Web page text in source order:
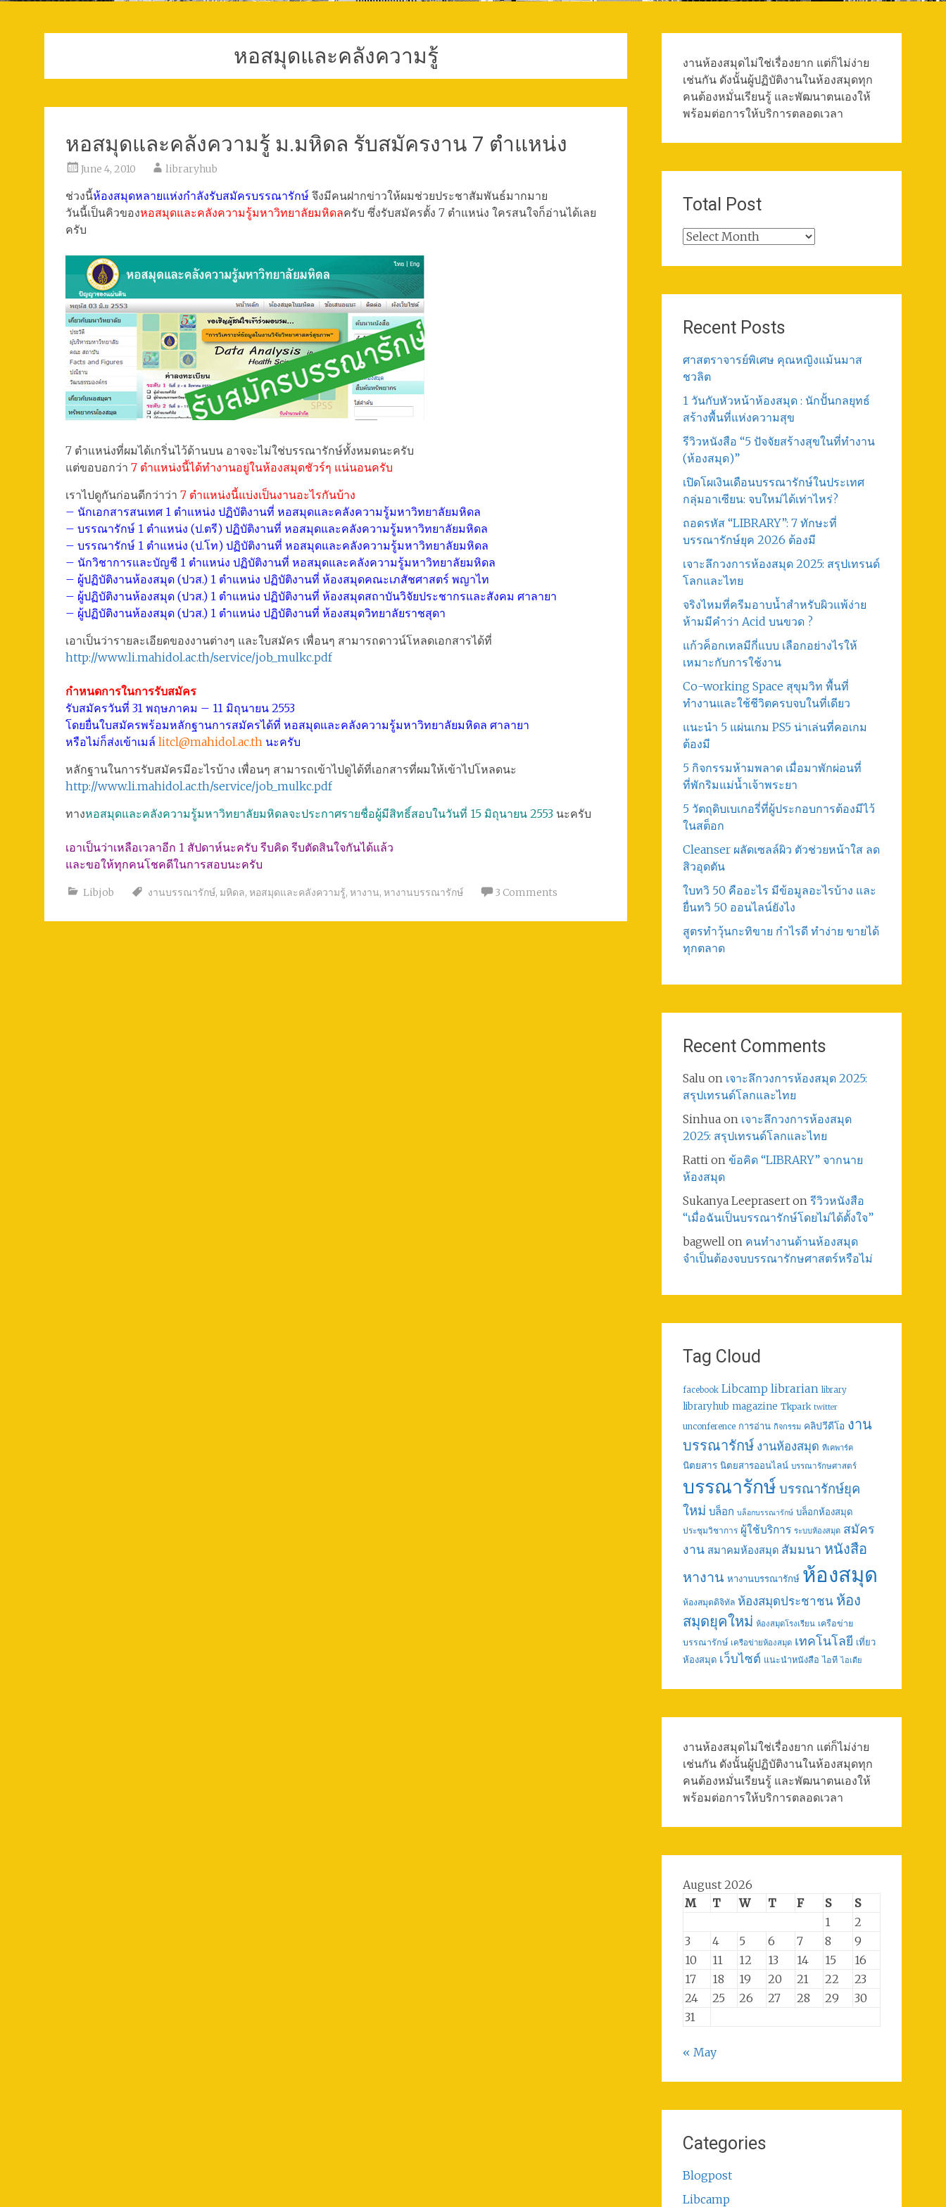
หอสมุดและคลังความรู้
หอสมุดและคลังความรู้ ม.มหิดล รับสมัครงาน 7 ตำแหน่ง
June 4, 2010 libraryhub
ช่วงนี้ห้องสมุดหลายแห่งกำลังรับสมัครบรรณารักษ์ จึงมีคนฝากข่าวให้ผมช่วยประชาสัมพันธ์มากมาย
วันนี้เป็นคิวของหอสมุดและคลังความรู้มหาวิทยาลัยมหิดลครับ ซึ่งรับสมัครตั้ง 7 ตำแหน่ง ใครสนใจก็อ่านได้เลย
ครับ
7 ตำแหน่งที่ผมได้เกริ่นไว้ด้านบน อาจจะไม่ใช่บรรณารักษ์ทั้งหมดนะครับ
แต่ขอบอกว่า 7 ตำแหน่งนี้ได้ทำงานอยู่ในห้องสมุดชัวร์ๆ แน่นอนครับ
เราไปดูกันก่อนดีกว่าว่า 7 ตำแหน่งนี้แบ่งเป็นงานอะไรกันบ้าง
– นักเอกสารสนเทศ 1 ตำแหน่ง ปฏิบัติงานที่ หอสมุดและคลังความรู้มหาวิทยาลัยมหิดล
– บรรณารักษ์ 1 ตำแหน่ง (ป.ตรี) ปฏิบัติงานที่ หอสมุดและคลังความรู้มหาวิทยาลัยมหิดล
– บรรณารักษ์ 1 ตำแหน่ง (ป.โท) ปฏิบัติงานที่ หอสมุดและคลังความรู้มหาวิทยาลัยมหิดล
– นักวิชาการและบัญชี 1 ตำแหน่ง ปฏิบัติงานที่ หอสมุดและคลังความรู้มหาวิทยาลัยมหิดล
– ผู้ปฏิบัติงานห้องสมุด (ปวส.) 1 ตำแหน่ง ปฏิบัติงานที่ ห้องสมุดคณะเภสัชศาสตร์ พญาไท
– ผู้ปฏิบัติงานห้องสมุด (ปวส.) 1 ตำแหน่ง ปฏิบัติงานที่ ห้องสมุดสถาบันวิจัยประชากรและสังคม ศาลายา
– ผู้ปฏิบัติงานห้องสมุด (ปวส.) 1 ตำแหน่ง ปฏิบัติงานที่ ห้องสมุดวิทยาลัยราชสุดา
เอาเป็นว่ารายละเอียดของงานต่างๆ และใบสมัคร เพื่อนๆ สามารถดาวน์โหลดเอกสารได้ที่
http://www.li.mahidol.ac.th/service/job_mulkc.pdf
กำหนดการในการรับสมัคร
รับสมัครวันที่ 31 พฤษภาคม – 11 มิถุนายน 2553
โดยยื่นใบสมัครพร้อมหลักฐานการสมัครได้ที่ หอสมุดและคลังความรู้มหาวิทยาลัยมหิดล ศาลายา
หรือไม่ก็ส่งเข้าเมล์ litcl@mahidol.ac.th นะครับ
หลักฐานในการรับสมัครมีอะไรบ้าง เพื่อนๆ สามารถเข้าไปดูได้ที่เอกสารที่ผมให้เข้าไปโหลดนะ
http://www.li.mahidol.ac.th/service/job_mulkc.pdf
ทางหอสมุดและคลังความรู้มหาวิทยาลัยมหิดลจะประกาศรายชื่อผู้มีสิทธิ์สอบในวันที่ 15 มิถุนายน 2553 นะครับ
เอาเป็นว่าเหลือเวลาอีก 1 สัปดาห์นะครับ รีบคิด รีบตัดสินใจกันได้แล้ว
และขอให้ทุกคนโชคดีในการสอบนะครับ
Libjob งานบรรณารักษ์, มหิดล, หอสมุดและคลังความรู้, หางาน, หางานบรรณารักษ์ 3 Comments
งานห้องสมุดไม่ใช่เรื่องยาก แต่ก็ไม่ง่าย
เช่นกัน ดังนั้นผู้ปฏิบัติงานในห้องสมุดทุก
คนต้องหมั่นเรียนรู้ และพัฒนาตนเองให้
พร้อมต่อการให้บริการตลอดเวลา
Total Post
Total
Recent Posts
ศาสตราจารย์พิเศษ คุณหญิงแม้นมาส
ชวลิต
1 วันกับหัวหน้าห้องสมุด : นักปั้นกลยุทธ์
สร้างพื้นที่แห่งความสุข
รีวิวหนังสือ “5 ปัจจัยสร้างสุขในที่ทำงาน
(ห้องสมุด)”
เปิดโผเงินเดือนบรรณารักษ์ในประเทศ
กลุ่มอาเซียน: จบใหม่ได้เท่าไหร่?
ถอดรหัส “LIBRARY”: 7 ทักษะที่
บรรณารักษ์ยุค 2026 ต้องมี
เจาะลึกวงการห้องสมุด 2025: สรุปเทรนด์
โลกและไทย
จริงไหมที่ครีมอาบน้ำสำหรับผิวแพ้ง่าย
ห้ามมีคำว่า Acid บนขวด ?
แก้วค็อกเทลมีกี่แบบ เลือกอย่างไรให้
เหมาะกับการใช้งาน
Co-working Space สุขุมวิท พื้นที่
ทำงานและใช้ชีวิตครบจบในที่เดียว
แนะนำ 5 แผ่นเกม PS5 น่าเล่นที่คอเกม
ต้องมี
5 กิจกรรมห้ามพลาด เมื่อมาพักผ่อนที่
ที่พักริมแม่น้ำเจ้าพระยา
5 วัตถุดิบเบเกอรี่ที่ผู้ประกอบการต้องมีไว้
ในสต็อก
Cleanser ผลัดเซลล์ผิว ตัวช่วยหน้าใส ลด
สิวอุดตัน
ใบทวิ 50 คืออะไร มีข้อมูลอะไรบ้าง และ
ยื่นทวิ 50 ออนไลน์ยังไง
สูตรทําวุ้นกะทิขาย กำไรดี ทำง่าย ขายได้
ทุกตลาด
Recent Comments
Salu on เจาะลึกวงการห้องสมุด 2025:
สรุปเทรนด์โลกและไทย
Sinhuaon เจาะลึกวงการห้องสมุด
2025: สรุปเทรนด์โลกและไทย
Rattion ข้อคิด “LIBRARY” จากนาย
ห้องสมุด
Sukanya Leepraserton รีวิวหนังสือ
“เมื่อฉันเป็นบรรณารักษ์โดยไม่ได้ตั้งใจ”
bagwellon คนทำงานด้านห้องสมุด
จำเป็นต้องจบบรรณารักษศาสตร์หรือไม่
Tag Cloud
facebook Libcamp librarian library
libraryhub magazine Tkpark twitter
unconference การอ่าน กิจกรรม คลิปวีดีโอ งาน
บรรณารักษ์ งานห้องสมุด ทีเคพาร์ค
นิตยสาร นิตยสารออนไลน์ บรรณารักษศาสตร์
บรรณารักษ์ บรรณารักษ์ยุค
ใหม่ บล็อก บล็อกบรรณารักษ์ บล็อกห้องสมุด
ประชุมวิชาการ ผู้ใช้บริการ ระบบห้องสมุด สมัคร
งาน สมาคมห้องสมุด สัมมนา หนังสือ
หางาน หางานบรรณารักษ์ ห้องสมุด
ห้องสมุดดิจิทัล ห้องสมุดประชาชน ห้อง
สมุดยุคใหม่ ห้องสมุดโรงเรียน เครือข่าย
บรรณารักษ์ เครือข่ายห้องสมุด เทคโนโลยี เที่ยว
ห้องสมุด เว็บไซต์ แนะนำหนังสือ ไอที ไอเดีย
งานห้องสมุดไม่ใช่เรื่องยาก แต่ก็ไม่ง่าย
เช่นกัน ดังนั้นผู้ปฏิบัติงานในห้องสมุดทุก
คนต้องหมั่นเรียนรู้ และพัฒนาตนเองให้
พร้อมต่อการให้บริการตลอดเวลา
August 2026
M
T W T F S
S
1
2
3
4 5 6 7 8
9
10
11 12 13 14 15
16
17
18 19 20 21 22
23
24
25 26 27 28 29
30
31
« May
Categories
Blogpost
Libcamp